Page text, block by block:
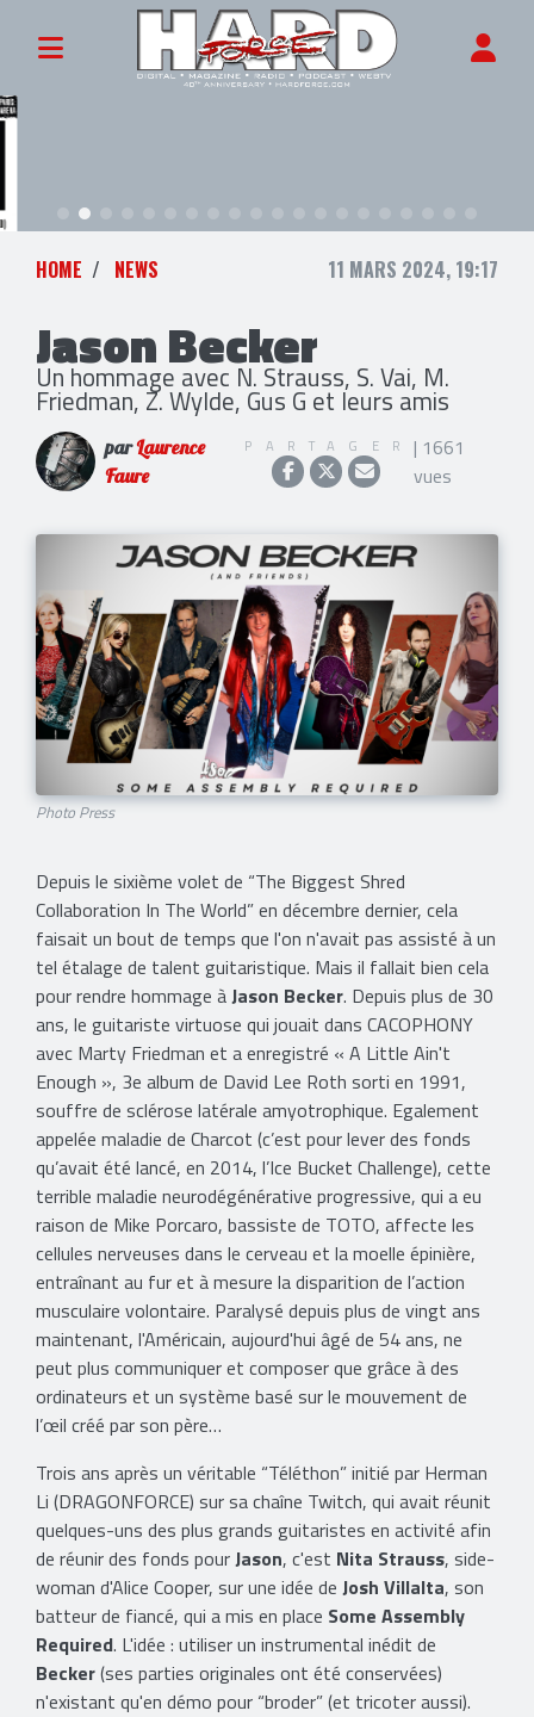
HOME NEWS 11 MARS 2024, 19:17
Jason Becker
Un hommage avec N. Strauss, S. Vai, M.
Friedman, Z. Wylde, Gus G et leurs amis
parLaurence
Faure
PARTAGER | 1661
vues
Photo Press
Depuis le sixième volet de “The Biggest Shred
Collaboration In The World” en décembre dernier, cela
faisait un bout de temps que l'on n'avait pas assisté à un
tel étalage de talent guitaristique. Mais il fallait bien cela
pour rendre hommage àJason Becker. Depuis plus de 30
ans, le guitariste virtuose qui jouait dans CACOPHONY
avec Marty Friedman et a enregistré « A Little Ain't
Enough », 3e album de David Lee Roth sorti en 1991,
souffre de sclérose latérale amyotrophique. Egalement
appelée maladie de Charcot (c’est pour lever des fonds
qu’avait été lancé, en 2014, l’Ice Bucket Challenge), cette
terrible maladie neurodégénérative progressive, qui a eu
raison de Mike Porcaro, bassiste de TOTO, affecte les
cellules nerveuses dans le cerveau et la moelle épinière,
entraînant au fur et à mesure la disparition de l’action
musculaire volontaire. Paralysé depuis plus de vingt ans
maintenant, l'Américain, aujourd'hui âgé de 54 ans, ne
peut plus communiquer et composer que grâce à des
ordinateurs et un système basé sur le mouvement de
l’œil créé par son père…
Trois ans après un véritable “Téléthon” initié par Herman
Li (DRAGONFORCE) sur sa chaîne Twitch, qui avait réunit
quelques-uns des plus grands guitaristes en activité afin
de réunir des fonds pourJason, c'est Nita Strauss, side-
woman d'Alice Cooper, sur une idée de Josh Villalta, son
batteur de fiancé, qui a mis en place Some Assembly
Required. L'idée : utiliser un instrumental inédit de
Becker(ses parties originales ont été conservées)
n'existant qu'en démo pour “broder” (et tricoter aussi).